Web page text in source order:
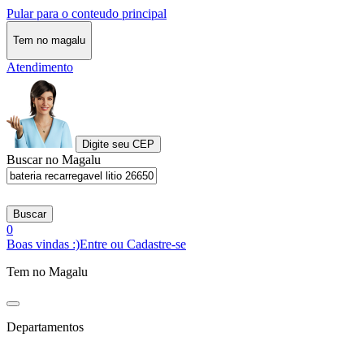
Pular para o conteudo principal
Tem no magalu
Atendimento
Digite seu CEP
Buscar no Magalu
Buscar
0
Boas vindas :)Entre ou Cadastre-se
Tem no Magalu
Departamentos